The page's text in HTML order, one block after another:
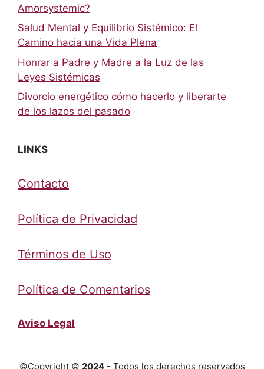
Amorsystemic?
Salud Mental y Equilibrio Sistémico: El
Camino hacia una Vida Plena
Honrar a Padre y Madre a la Luz de las
Leyes Sistémicas
Divorcio energético cómo hacerlo y liberarte
de los lazos del pasado
LINKS
Contacto
Política de Privacidad
Términos de Uso
Política de Comentarios
Aviso Legal
©Copyright © 2024- Todos los derechos reservados